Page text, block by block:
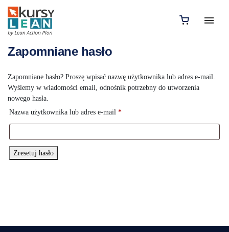
Zapomniane hasło
Zapomniane hasło? Proszę wpisać nazwę użytkownika lub adres e-mail.
Wyślemy w wiadomości email, odnośnik potrzebny do utworzenia
nowego hasła.
Nazwa użytkownika lub adres e-mail *Wymagane
Zresetuj hasło